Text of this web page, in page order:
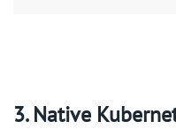
3. Native